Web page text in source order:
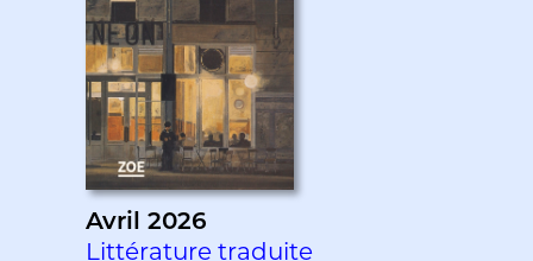
Avril 2026
Littérature traduite